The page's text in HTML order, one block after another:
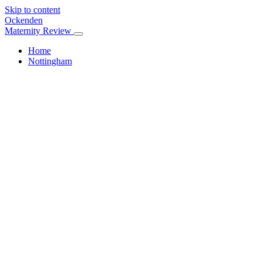
Skip to content
Ockenden
Maternity Review
Home
Nottingham